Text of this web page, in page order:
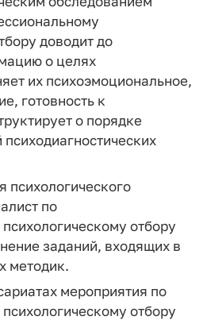
доводит до
о целях
их психоэмоциональное,
готовность к
о порядке
психологического
по
отбору
заданий, входящих в
методик.
мероприятия по
отбору